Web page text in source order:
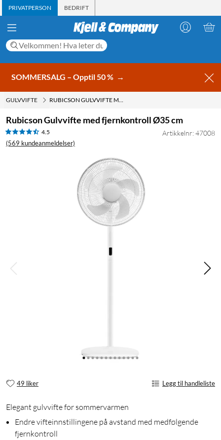
PRIVATPERSON BEDRIFT
SOMMERSALG – Opptil 50 % →
GULVVIFTE RUBICSON GULVVIFTE MED FJERNKONTROLL Ø35 CM
Rubicson Gulvvifte med fjernkontroll Ø35 cm
4.5
(569 kundeanmeldelser)
Artikkelnr: 47008
49 liker Legg til handleliste
Elegant gulvvifte for sommervarmen
Endre vifteinnstillingene på avstand med medfølgende
fjernkontroll